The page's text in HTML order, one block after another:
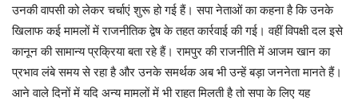
उनकी वापसी को लेकर चर्चाएं शुरू हो गई हैं। सपा नेताओं का कहना है कि उनके
खिलाफ कई मामलों में राजनीतिक द्वेष के तहत कार्रवाई की गई। वहीं विपक्षी दल इसे
कानून की सामान्य प्रक्रिया बता रहे हैं। रामपुर की राजनीति में आजम खान का
प्रभाव लंबे समय से रहा है और उनके समर्थक अब भी उन्हें बड़ा जननेता मानते हैं।
आने वाले दिनों में यदि अन्य मामलों में भी राहत मिलती है तो सपा के लिए यह